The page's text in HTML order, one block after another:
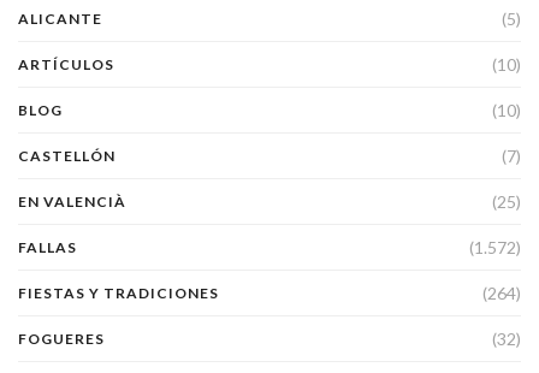
ALICANTE (5)
ARTÍCULOS (10)
BLOG (10)
CASTELLÓN (7)
EN VALENCIÀ (25)
FALLAS (1.572)
FIESTAS Y TRADICIONES (264)
FOGUERES (32)